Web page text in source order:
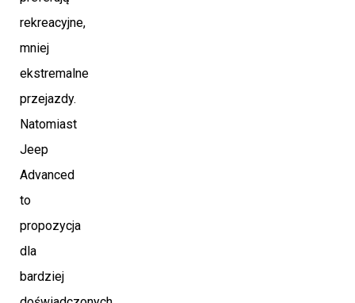
rekreacyjne,
mniej
ekstremalne
przejazdy.
Natomiast
Jeep
Advanced
to
propozycja
dla
bardziej